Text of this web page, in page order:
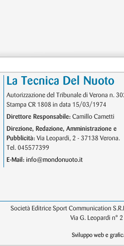
La Tecnica Del Nuoto
Autorizzazione del Tribunale di Verona n.
Stampa CR 1808 in data 15/03/1974
Direttore Responsabile: Camillo Cametti
Direzione, Redazione, Amministrazione e
Pubblicità: Via Leopardi, 2 - 37138 Verona.
Tel. 045577399
E-Mail: info@mondonuoto.it
Società Editrice Sport Communication
Via G. Leopardi n°
Sviluppo web e